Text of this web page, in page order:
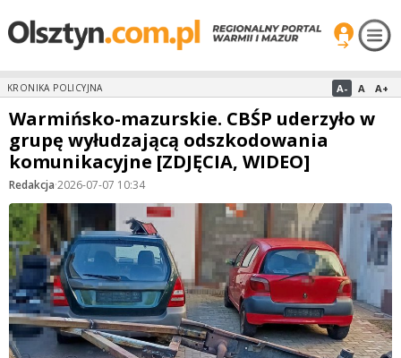
KRONIKA POLICYJNA A- A A+
Warmińsko-mazurskie. CBŚP uderzyło w
grupę wyłudzającą odszkodowania
komunikacyjne [ZDJĘCIA, WIDEO]
Redakcja·2026-07-07 10:34